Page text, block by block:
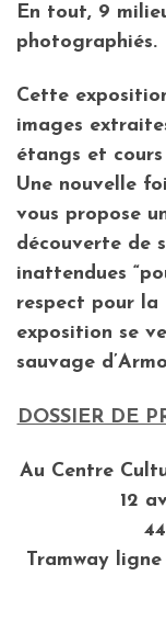
En tout, 9
photographiés.
Cette
images
étangs et
Une nouvelle
vous propose
découverte de
inattendues
respect pour la
exposition se
sauvage
DOSSIER DE
Au Centre
12
Tramway